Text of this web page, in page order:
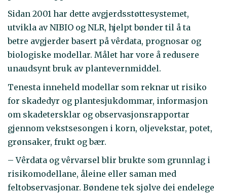
Sidan 2001 har dette avgjerdsstøttesystemet,
utvikla av NIBIO og NLR, hjelpt bønder til å ta
betre avgjerder basert på vêrdata, prognosar og
biologiske modellar. Målet har vore å redusere
unaudsynt bruk av plantevernmiddel.
Tenesta inneheld modellar som reknar ut risiko
for skadedyr og plantesjukdommar, informasjon
om skadetersklar og observasjonsrapportar
gjennom vekstsesongen i korn, oljevekstar, potet,
grønsaker, frukt og bær.
– Vêrdata og vêrvarsel blir brukte som grunnlag i
risikomodellane, åleine eller saman med
feltobservasjonar. Bøndene tek sjølve dei endelege